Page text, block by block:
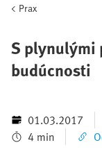
Prax
S plynulými
budúcnosti
01.03.2017
4 min